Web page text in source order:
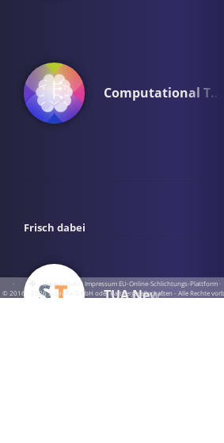
Computational T…
Frisch dabei
TUA News
· · ·Datenschutz ·Impressum EU-Online-Schlichtungs-Plattform·
© 2016 - 2026 SupraTix GmbH oder Partnergesellschaften - Alle Rechte